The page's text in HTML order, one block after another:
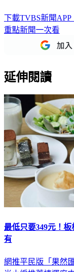
下載TVBS新聞
重點新聞一次看
延伸閱讀
最低只要349元！
有
網推平民版「果然